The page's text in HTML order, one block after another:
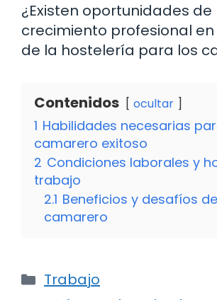
¿Existen oportunidades de
crecimiento profesional
de la hostelería para los
Contenidos ocultar
1 Habilidades necesarias
camarero exitoso
2 Condiciones laborales y
trabajo
2.1 Beneficios y desafíos
camarero
Categorías
Trabajo